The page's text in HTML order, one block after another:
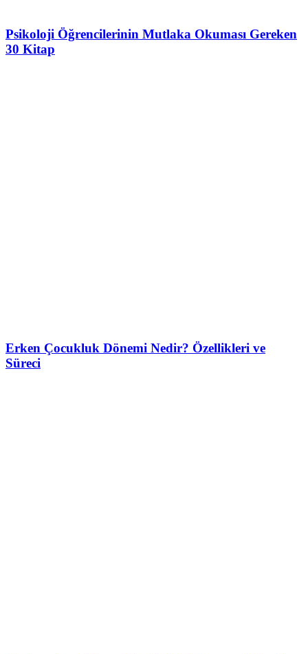
Psikoloji Öğrencilerinin Mutlaka Okuması Gereken
30 Kitap
Erken Çocukluk Dönemi Nedir? Özellikleri ve
Süreci